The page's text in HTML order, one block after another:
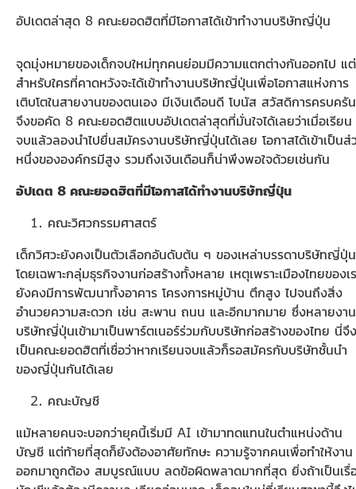
อัปเดตล่าสุด 8 คณะยอดฮิตที่มีโอกาสได้เข้าทำงานบริษัทญี่ปุ่น
จุดมุ่งหมายของเด็กจบใหม่ทุกคนย่อมมีความแตกต่างกันออกไป แต่
สำหรับใครที่คาดหวังจะได้เข้าทำงานบริษัทญี่ปุ่นเพื่อโอกาสแห่งการ
เติบโตในสายงานของตนเอง มีเงินเดือนดี โบนัส สวัสดิการครบครัน
จึงขอคัด 8 คณะยอดฮิตแบบอัปเดตล่าสุดที่มั่นใจได้เลยว่าเมื่อเรียน
จบแล้วลองนำไปยื่นสมัครงานบริษัทญี่ปุ่นได้เลย โอกาสได้เข้าเป็นส่
หนึ่งขององค์กรมีสูง รวมถึงเงินเดือนก็น่าพึงพอใจด้วยเช่นกัน
อัปเดต 8 คณะยอดฮิตที่มีโอกาสได้ทำงานบริษัทญี่ปุ่น
คณะวิศวกรรมศาสตร์
เด็กวิศวะยังคงเป็นตัวเลือกอันดับต้น ๆ ของเหล่าบรรดาบริษัทญี่ปุ่น
โดยเฉพาะกลุ่มธุรกิจงานก่อสร้างทั้งหลาย เหตุเพราะเมืองไทยของเ
ยังคงมีการพัฒนาทั้งอาคาร โครงการหมู่บ้าน ตึกสูง ไปจนถึงสิ่ง
อำนวยความสะดวก เช่น สะพาน ถนน และอีกมากมาย ซึ่งหลายงา
บริษัทญี่ปุ่นเข้ามาเป็นพาร์ตเนอร์ร่วมกับบริษัทก่อสร้างของไทย นี่จึง
เป็นคณะยอดฮิตที่เชื่อว่าหากเรียนจบแล้วก็รอสมัครกับบริษัทชั้นนำ
ของญี่ปุ่นกันได้เลย
คณะบัญชี
แม้หลายคนจะบอกว่ายุคนี้เริ่มมี AI เข้ามาทดแทนในตำแหน่งด้าน
บัญชี แต่ท้ายที่สุดก็ยังต้องอาศัยทักษะ ความรู้จากคนเพื่อทำให้งาน
ออกมาถูกต้อง สมบูรณ์แบบ ลดข้อผิดพลาดมากที่สุด ยิ่งถ้าเป็นเรื่